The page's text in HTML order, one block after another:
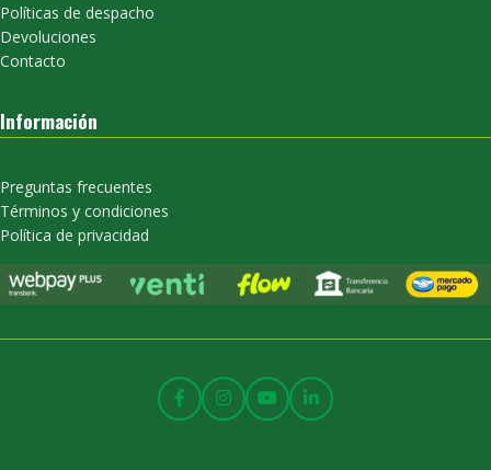
Políticas de despacho
Devoluciones
Contacto
Información
Preguntas frecuentes
Términos y condiciones
Política de privacidad